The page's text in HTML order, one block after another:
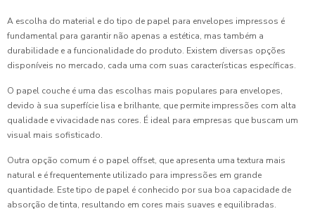
A escolha do material e do tipo de papel para envelopes impressos é
fundamental para garantir não apenas a estética, mas também a
durabilidade e a funcionalidade do produto. Existem diversas opções
disponíveis no mercado, cada uma com suas características específicas.
O papel couche é uma das escolhas mais populares para envelopes,
devido à sua superfície lisa e brilhante, que permite impressões com alta
qualidade e vivacidade nas cores. É ideal para empresas que buscam um
visual mais sofisticado.
Outra opção comum é o papel offset, que apresenta uma textura mais
natural e é frequentemente utilizado para impressões em grande
quantidade. Este tipo de papel é conhecido por sua boa capacidade de
absorção de tinta, resultando em cores mais suaves e equilibradas.